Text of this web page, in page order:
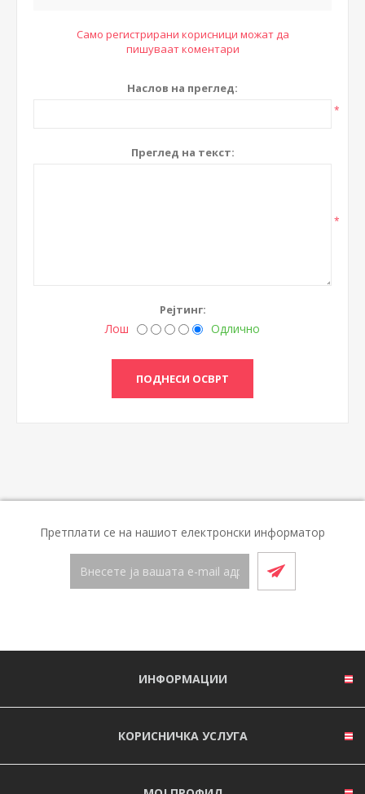
Само регистрирани корисници можат да
пишуваат коментари
Наслов на преглед:
*
Преглед на текст:
*
Рејтинг:
Лош Одлично
Претплати се на нашиот електронски информатор
ИНФОРМАЦИИ
КОРИСНИЧКА УСЛУГА